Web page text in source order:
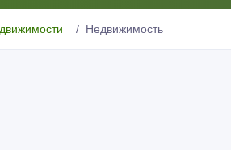
Недвижимость